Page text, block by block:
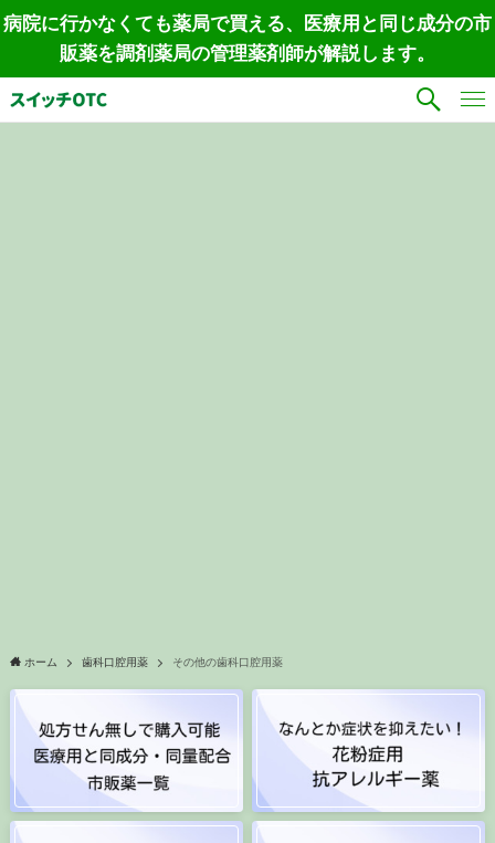
病院に行かなくても薬局で買える、医療用と同じ成分の市
販薬を調剤薬局の管理薬剤師が解説します。
ホーム 歯科口腔用薬 その他の歯科口腔用薬